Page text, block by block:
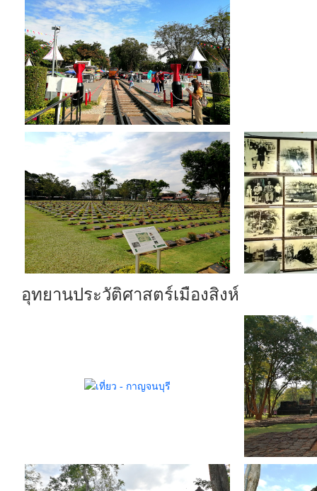
อุทยานประวัติศาสตร์เมืองสิงห์